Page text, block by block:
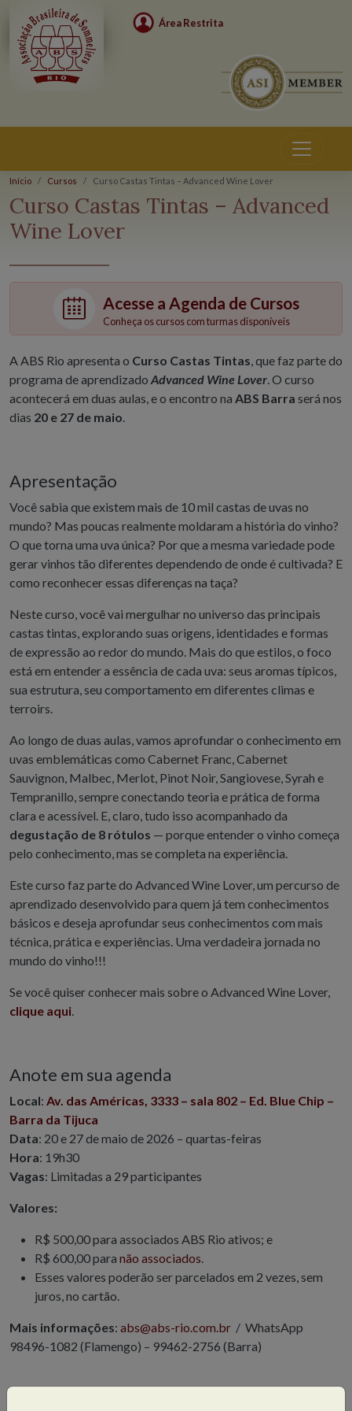
Área Restrita
Início Cursos Curso Castas Tintas – Advanced Wine Lover
Cursos
Curso Castas Tintas – Advanced
Wine Lover
Acesse a Agenda de Cursos
Conheça os cursos com turmas disponíveis
A ABS Rio apresenta o Curso Castas Tintas que faz parte do
programa de aprendizado Advanced Wine Lover . O curso
acontecerá em duas aulas, e o encontro na ABS Barra será nos
dias 20 e 27 de maio
Apresentação
Você sabia que existem mais de 10 mil castas de uvas no
mundo? Mas poucas realmente moldaram a história do vinho?
O que torna uma uva única? Por que a mesma variedade pode
gerar vinhos tão diferentes dependendo de onde é cultivada? E
como reconhecer essas diferenças na taça?
Neste curso, você vai mergulhar no universo das principais
castas tintas, explorando suas origens, identidades e formas
de expressão ao redor do mundo. Mais do que estilos, o foco
está em entender a essência de cada uva: seus aromas típicos,
sua estrutura, seu comportamento em diferentes climas e
terroirs.
Ao longo de duas aulas, vamos aprofundar o conhecimento em
uvas emblemáticas como Cabernet Franc, Cabernet
Sauvignon, Malbec, Merlot, Pinot Noir, Sangiovese, Syrah e
Tempranillo, sempre conectando teoria e prática de forma
clara e acessível. E, claro, tudo isso acompanhado da
degustação de 8 rótulos — porque entender o vinho começa
pelo conhecimento, mas se completa na experiência.
Este curso faz parte do Advanced Wine Lover, um percurso de
aprendizado desenvolvido para quem já tem conhecimentos
básicos e deseja aprofundar seus conhecimentos com mais
técnica, prática e experiências. Uma verdadeira jornada no
mundo do vinho!!!
Se você quiser conhecer mais sobre o Advanced Wine Lover,
clique aqui
Anote em sua agenda
Local: Av. das Américas, 3333 – sala 802 – Ed. Blue Chip –
Barra da Tijuca
Data: 20 e 27 de maio de 2026 – quartas-feiras
Hora: 19h30
Vagas: Limitadas a 29 participantes
Valores:
R$ 500,00 para associados ABS Rio ativos; e
R$ 600,00 para não associados
Esses valores poderão ser parcelados em 2 vezes, sem
juros, no cartão.
Mais informações: abs@abs-rio.com.br / WhatsApp
98496-1082 (Flamengo) – 99462-2756 (Barra)